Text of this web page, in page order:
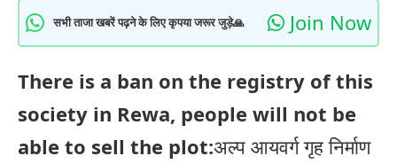
सभी ताजा खबरें पढ़ने के लिए कृपया जरूर जुड़े🙏 Join Now
There is a ban on the registry of this
society in Rewa, people will not be
able to sell the plot:अल्प आयवर्ग गृह निर्माण